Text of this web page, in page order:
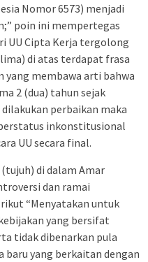
Nomor 6573) menjadi
poin ini mempertegas
UU Cipta Kerja tergolong
di atas terdapat frasa
membawa arti bahwa
2 (dua) tahun sejak
perbaikan maka
inkonstitusional
UU secara final.
di dalam Amar
dan ramai
“Menyatakan untuk
yang bersifat
tidak dibenarkan pula
yang berkaitan dengan